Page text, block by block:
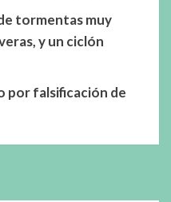
tormentas muy
y un ciclón
por falsificación de